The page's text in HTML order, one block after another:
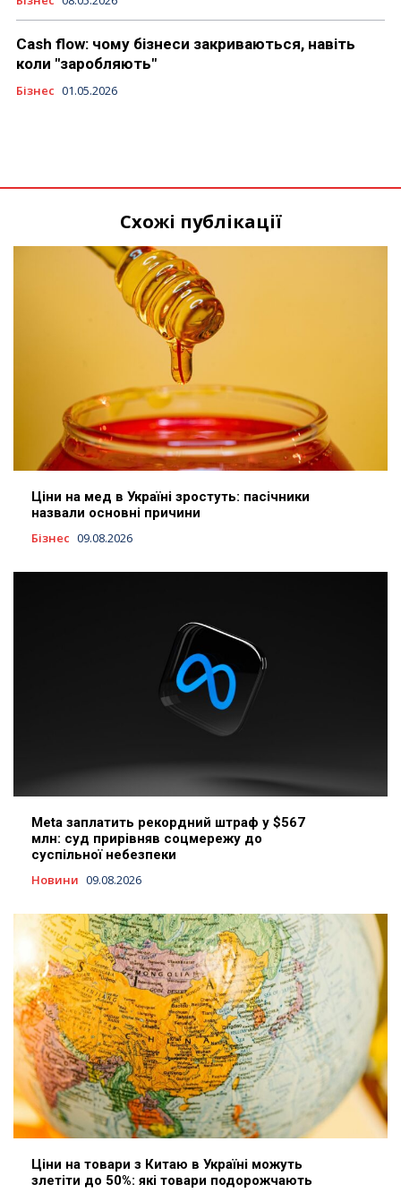
Cash flow: чому бізнеси закриваються, навіть
коли "заробляють"
Бізнес 01.05.2026
Схожі публікації
Ціни на мед в Україні зростуть: пасічники
назвали основні причини
Бізнес 09.08.2026
Meta заплатить рекордний штраф у $567
млн: суд прирівняв соцмережу до
суспільної небезпеки
Новини 09.08.2026
Ціни на товари з Китаю в Україні можуть
злетіти до 50%: які товари подорожчають